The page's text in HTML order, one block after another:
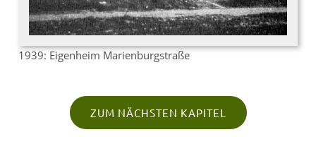
1939: Eigenheim Marienburgstraße
ZUM NÄCHSTEN KAPITEL